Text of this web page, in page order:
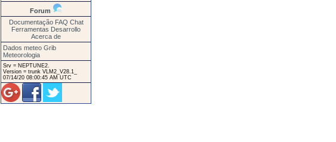
Forum
Documentação FAQ Chat
Ferramentas Desarrollo
Acerca de
Dados meteo Grib
Meteorologia
Srv = NEPTUNE2.
Version = trunk VLM2_V28.1_
07/14/20 08:00:45 AM UTC